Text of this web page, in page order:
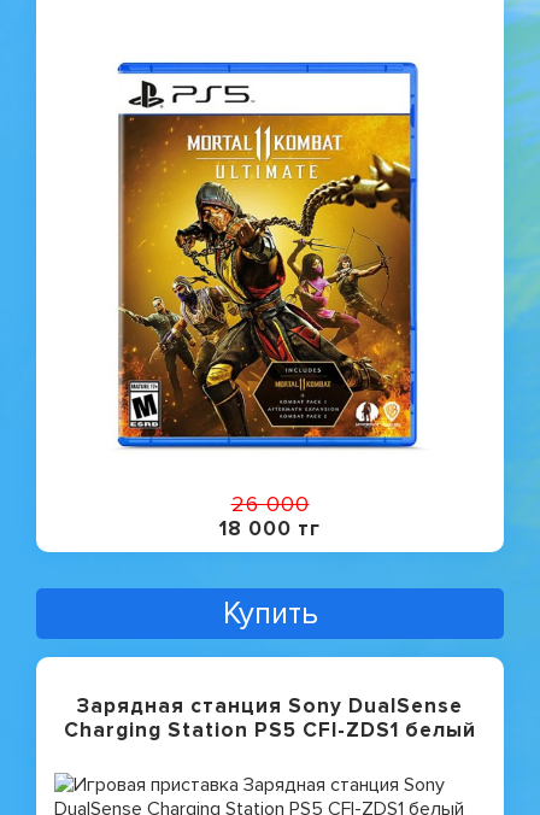
26 000
18 000 тг
Купить
Зарядная станция Sony DualSense
Charging Station PS5 CFI-ZDS1 белый